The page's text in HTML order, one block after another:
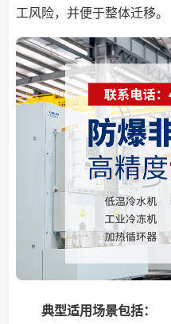
工风险，并便于整体迁移。
典型适用场景包括：